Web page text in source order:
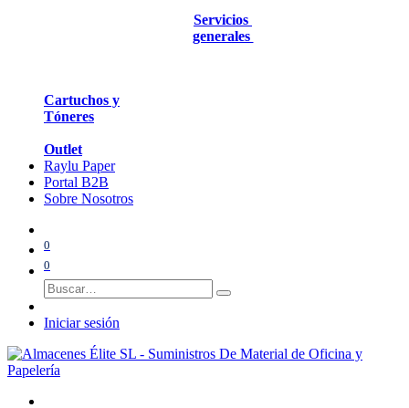
Servicios
generales
Cartuchos y
Tóneres
Outlet
Raylu Paper
Portal B2B
Sobre Nosotros
0
0
Iniciar sesión